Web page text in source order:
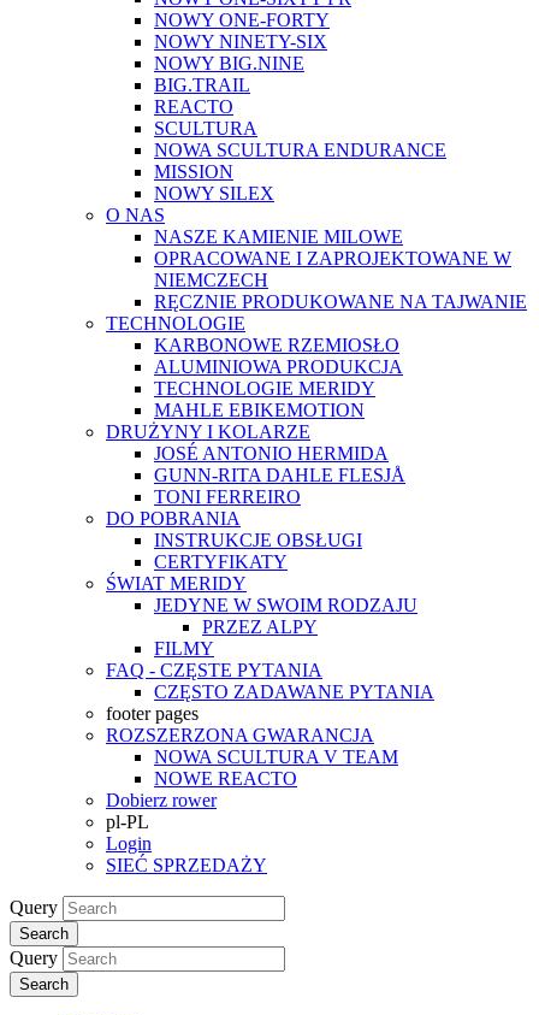
NOWY ONE-FORTY
NOWY NINETY-SIX
NOWY BIG.NINE
BIG.TRAIL
REACTO
SCULTURA
NOWA SCULTURA ENDURANCE
MISSION
NOWY SILEX
O NAS
NASZE KAMIENIE MILOWE
OPRACOWANE I ZAPROJEKTOWANE W
NIEMCZECH
RĘCZNIE PRODUKOWANE NA TAJWANIE
TECHNOLOGIE
KARBONOWE RZEMIOSŁO
ALUMINIOWA PRODUKCJA
TECHNOLOGIE MERIDY
MAHLE EBIKEMOTION
DRUŻYNY I KOLARZE
JOSÉ ANTONIO HERMIDA
GUNN-RITA DAHLE FLESJÅ
TONI FERREIRO
DO POBRANIA
INSTRUKCJE OBSŁUGI
CERTYFIKATY
ŚWIAT MERIDY
JEDYNE W SWOIM RODZAJU
PRZEZ ALPY
FILMY
FAQ - CZĘSTE PYTANIA
CZĘSTO ZADAWANE PYTANIA
footer pages
ROZSZERZONA GWARANCJA
NOWA SCULTURA V TEAM
NOWE REACTO
Dobierz rower
pl-PL
Login
SIEĆ SPRZEDAŻY
Query
Search
Query
Search